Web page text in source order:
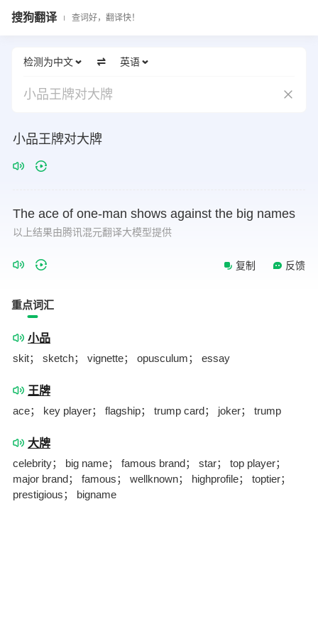
搜狗翻译 查词好，翻译快！
检测为中文 英语
小品王牌对大牌
小品王牌对大牌
The ace of one-man shows against the big names
以上结果由腾讯混元翻译大模型提供
复制 反馈
重点词汇
小品
skit； sketch； vignette； opusculum； essay
王牌
ace； key player； flagship； trump card； joker； trump
大牌
celebrity； big name； famous brand； star； top player；
major brand； famous； wellknown； highprofile； toptier；
prestigious； bigname